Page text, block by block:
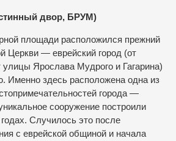
двор, БРУМ)
площади расположился прежний
Церкви — еврейский город (от
Ярослава Мудрого и Гагарина)
Именно здесь расположена одна из
города —
сооружение построили
Случилось это после
с еврейской общиной и начала